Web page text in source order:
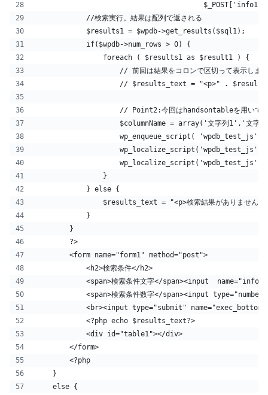
            //検索実行。結果は配列で返される
            $results1 = $wpdb->get_results($sql1);
            if($wpdb->num_rows > 0) {
                foreach ( $results1 as $result1 ) {
// 前回は結果をコロンで区切って表示しま
// $results_text = "<p>" .
// Point2:今回はhandsontableを用いて
$columnName = array('文字列1','文字
wp_enqueue_script( 'wpdb_test_js',
wp_localize_script('wpdb_test_js',
wp_localize_script('wpdb_test_js',
                }
            } else {
$results_text = "<p>検索結果がありません
            }
        }
        ?>
        <form name="form1" method="post">
            <h2>検索条件</h2>
<span>検索条件文字</span><input
<span>検索条件数字</span><input
<br><input type="submit"
            <?php echo $results_text?>
            <div id="table1"></div>
        </form>
        <?php
    }
    else {